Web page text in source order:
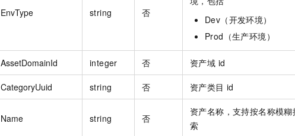
EnvType string 否
Dev（开发环境）
Prod（生产环境）
AssetDomainId integer 否 资产域 id
CategoryUuid string 否 资产类目 id
Name string 否
资产名称，支持按名称模糊
索